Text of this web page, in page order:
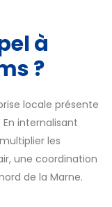
à
?
locale présente
internalisant
les
une coordination
de la Marne.